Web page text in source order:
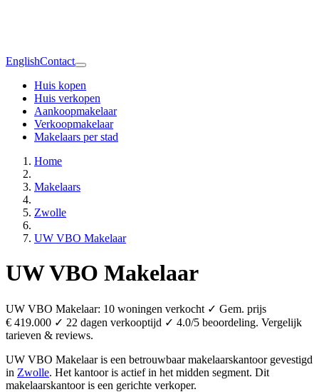
EnglishContact
Huis kopen
Huis verkopen
Aankoopmakelaar
Verkoopmakelaar
Makelaars per stad
Home
Makelaars
Zwolle
UW VBO Makelaar
UW VBO Makelaar
UW VBO Makelaar: 10 woningen verkocht ✓ Gem. prijs
€ 419.000 ✓ 22 dagen verkooptijd ✓ 4.0/5 beoordeling. Vergelijk
tarieven & reviews.
UW VBO Makelaar is een betrouwbaar makelaarskantoor gevestigd
in Zwolle. Het kantoor is actief in het midden segment. Dit
makelaarskantoor is een gerichte verkoper.